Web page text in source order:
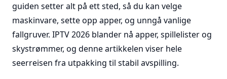
guiden setter alt på ett sted, så du kan velge
maskinvare, sette opp apper, og unngå vanlige
fallgruver. IPTV 2026 blander nå apper, spillelister og
skystrømmer, og denne artikkelen viser hele
seerreisen fra utpakking til stabil avspilling.